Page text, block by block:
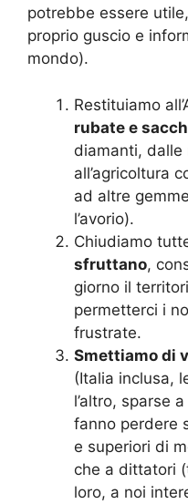
potrebbe essere
proprio guscio e
mondo).
Restituiamo
rubate e
diamanti, dalle
all’agricoltura
ad altre
l’avorio).
Chiudiamo
sfruttano,
giorno il
permetterci i
frustrate.
Smettiamo di
(Italia inclusa,
l’altro, sparse
fanno perdere
e superiori di
che a dittatori
loro, a noi